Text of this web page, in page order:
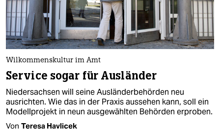
Wilkommenskultur im Amt
Service sogar für Ausländer
Niedersachsen will seine Ausländerbehörden neu
ausrichten. Wie das in der Praxis aussehen kann, soll ein
Modellprojekt in neun ausgewählten Behörden erproben.
Von Teresa Havlicek